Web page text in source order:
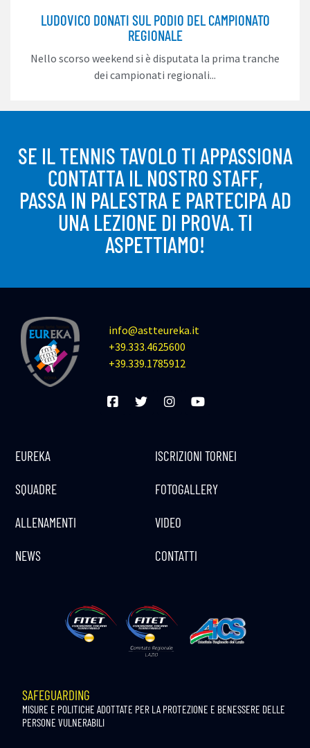
LUDOVICO DONATI SUL PODIO DEL CAMPIONATO
REGIONALE
Nello scorso weekend si è disputata la prima tranche
dei campionati regionali...
SE IL TENNIS TAVOLO TI APPASSIONA
CONTATTA IL NOSTRO STAFF,
PASSA IN PALESTRA E PARTECIPA AD
UNA LEZIONE DI PROVA. TI
ASPETTIAMO!
info@astteureka.it
+39.333.4625600
+39.339.1785912
EUREKA
SQUADRE
ALLENAMENTI
NEWS
ISCRIZIONI TORNEI
FOTOGALLERY
VIDEO
CONTATTI
SAFEGUARDING
MISURE E POLITICHE ADOTTATE PER LA PROTEZIONE E BENESSERE DELLE
PERSONE VULNERABILI